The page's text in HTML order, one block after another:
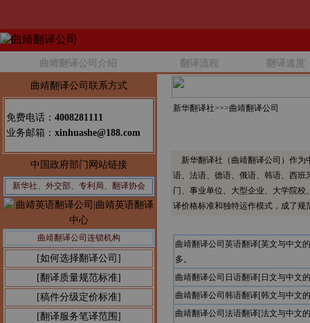
曲靖翻译公司介绍 翻译流程 翻译速度
曲靖翻译公司联系方式
免费电话： 4008281111
业务邮箱： xinhuashe@188.com
中国政府部门网站链接
新华社、外交部、专利局、翻译协会
曲靖翻译公司连锁机构
[如何选择翻译公司]
[翻译质量规范标准]
[稿件分级定价标准]
[翻译服务笔译范围]
新华翻译社>>>曲靖翻译公司
新华翻译社（曲靖翻译公司）作为
语、法语、德语、俄语、韩语、西
门、事业单位、大型企业、大学院
译价格标准和独特运作模式，成了
曲靖翻译公司英语翻译[英文与中文
多。
曲靖翻译公司日语翻译[日文与中文
曲靖翻译公司韩语翻译[韩文与中文
曲靖翻译公司法语翻译[法文与中文